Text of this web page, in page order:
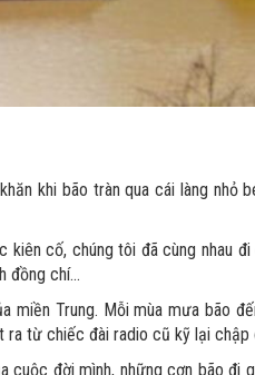
khi bão tràn qua cái làng nhỏ
kiên cố, chúng tôi đã cùng nhau
đồng chí...
Trung. Mỗi mùa mưa bão
từ chiếc đài radio cũ kỹ lại chập
đời mình, những cơn bão đi